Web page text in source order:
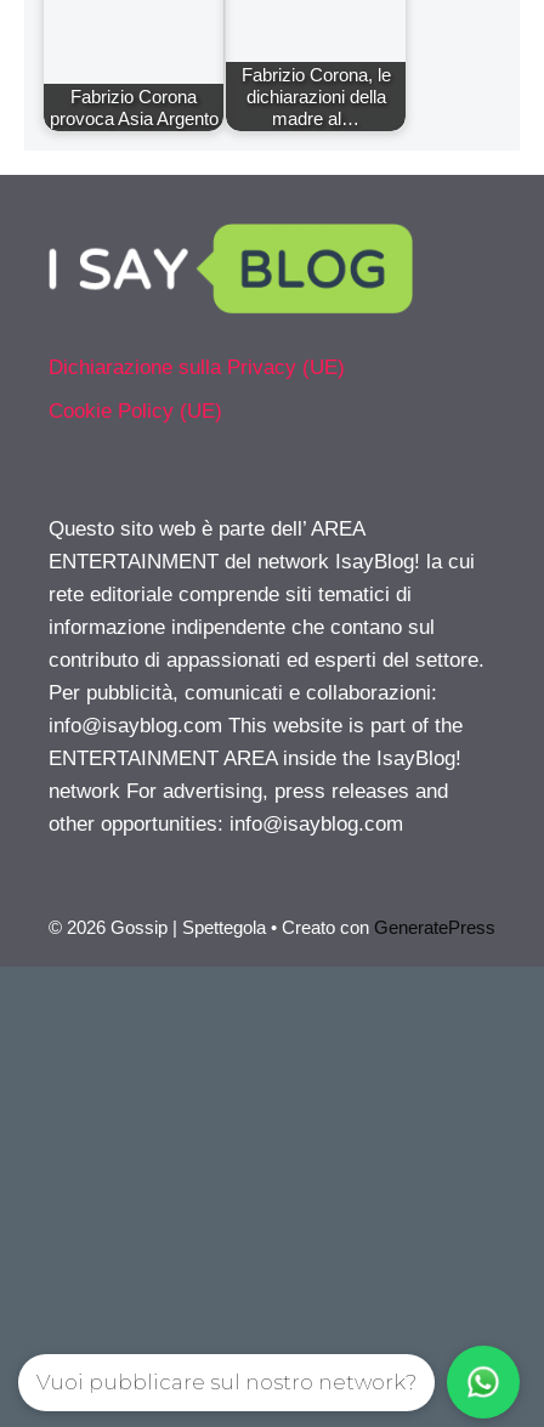
Fabrizio Corona
provoca Asia Argento
Fabrizio Corona, le
dichiarazioni della
madre al…
Dichiarazione sulla Privacy (UE)
Cookie Policy (UE)
Questo sito web è parte dell’ AREA
ENTERTAINMENT del network IsayBlog! la cui
rete editoriale comprende siti tematici di
informazione indipendente che contano sul
contributo di appassionati ed esperti del settore.
Per pubblicità, comunicati e collaborazioni:
info@isayblog.com This website is part of the
ENTERTAINMENT AREA inside the IsayBlog!
network For advertising, press releases and
other opportunities: info@isayblog.com
© 2026 Gossip | Spettegola • Creato con GeneratePress
Vuoi pubblicare sul nostro network?